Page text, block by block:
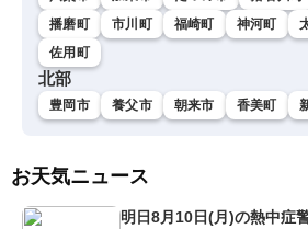
播磨町
市川町 福崎町 神河町
佐用町
北部
豊岡市 養父市 朝来市 香美町
お天気ニュース
明日8月10日(月)の熱中